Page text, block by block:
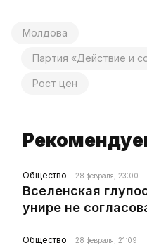
Молдова
Партия «Действие и
Рост цен
Общество 28 февраля, 23:00
Вселенская
унире не
Общество 28 февраля, 21:09